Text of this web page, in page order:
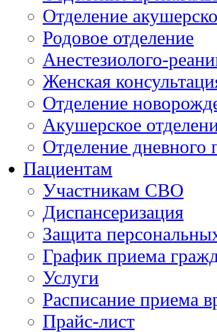
Отделение
Родовое отделение
Анестезиолого-
Женская
Отделение
Акушерское
Отделение дневного
Пациентам
Участникам СВО
Диспансеризация
Защита
График приема
Услуги
Расписание приема
Прайс-лист